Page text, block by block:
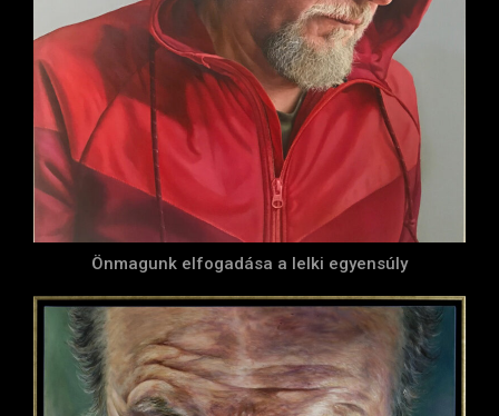
Önmagunk elfogadása a lelki egyensúly